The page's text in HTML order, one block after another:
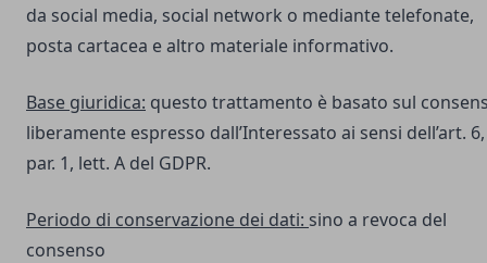
da social media, social network o mediante telefonate,
posta cartacea e altro materiale informativo.
Base giuridica: questo trattamento è basato sul
liberamente espresso dall’Interessato ai sensi dell’art. 6,
par. 1, lett. A del GDPR.
Periodo di conservazione dei dati: sino a revoca del
consenso